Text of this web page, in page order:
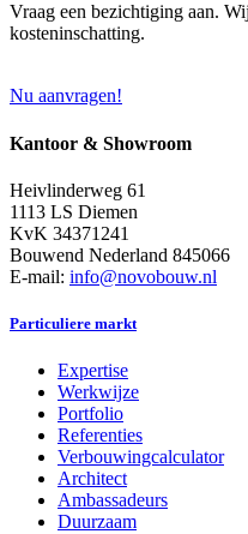
Vraag een bezichtiging aan.
kosteninschatting.
Nu aanvragen!
Kantoor & Showroom
Heivlinderweg 61
1113 LS Diemen
KvK 34371241
Bouwend Nederland 845066
E-mail: info@novobouw.nl
Particuliere markt
Expertise
Werkwijze
Portfolio
Referenties
Verbouwingcalculator
Architect
Ambassadeurs
Duurzaam